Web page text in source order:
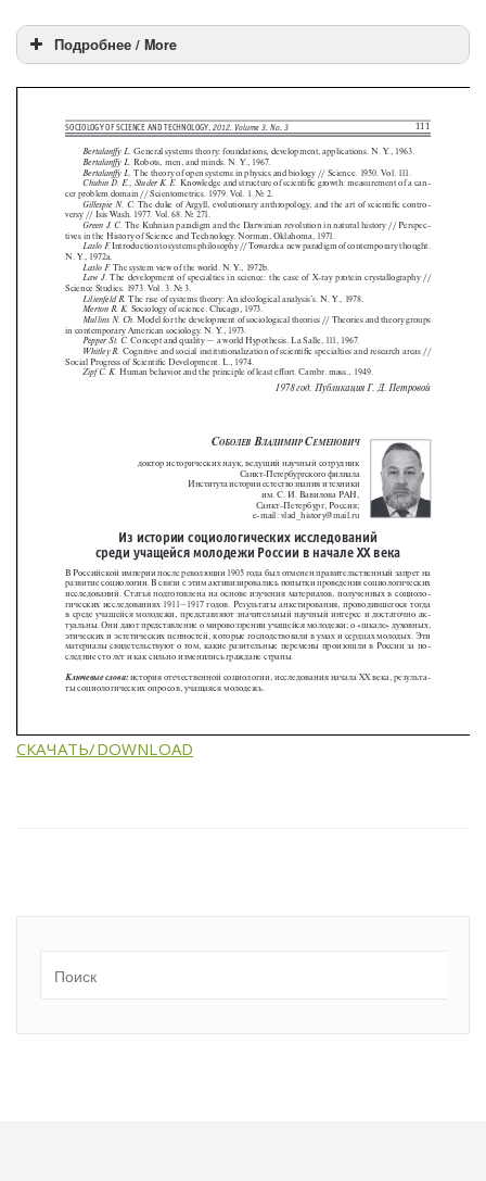
Подробнее / More
СКАЧАТЬ/DOWNLOAD